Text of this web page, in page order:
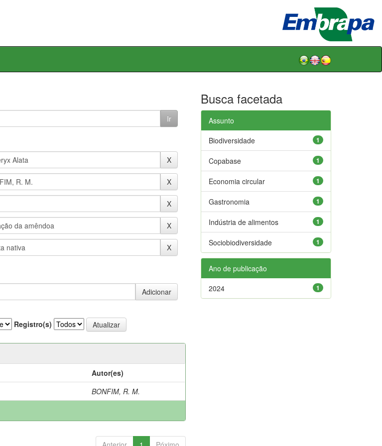
Registro(s)
Autor(es)
BONFIM, R. M.
Busca facetada
Assunto
1
Biodiversidade
1
Copabase
1
Economia circular
1
Gastronomia
1
Indústria de alimentos
1
Sociobiodiversidade
Ano de publicação
1
2024